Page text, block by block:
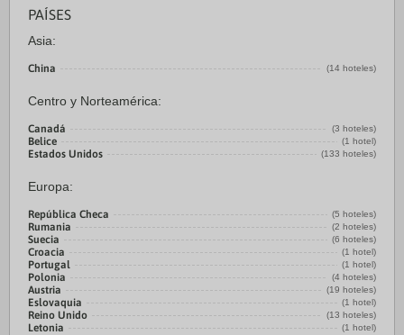
PAÍSES
Asia:
China (14 hoteles)
Centro y Norteamérica:
Canadá (3 hoteles)
Belice (1 hotel)
Estados Unidos (133 hoteles)
Europa:
República Checa (5 hoteles)
Rumania (2 hoteles)
Suecia (6 hoteles)
Croacia (1 hotel)
Portugal (1 hotel)
Polonia (4 hoteles)
Austria (19 hoteles)
Eslovaquia (1 hotel)
Reino Unido (13 hoteles)
Letonia (1 hotel)